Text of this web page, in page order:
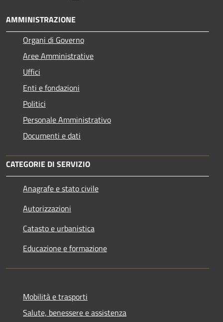
AMMINISTRAZIONE
Organi di Governo
Aree Amministrative
Uffici
Enti e fondazioni
Politici
Personale Amministrativo
Documenti e dati
CATEGORIE DI SERVIZIO
Anagrafe e stato civile
Autorizzazioni
Catasto e urbanistica
Educazione e formazione
Mobilità e trasporti
Salute, benessere e assistenza